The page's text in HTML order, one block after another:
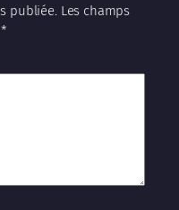
publiée. Les champs
*